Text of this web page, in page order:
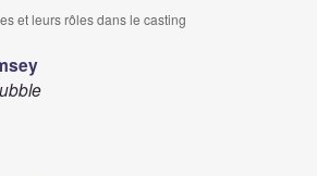
et leurs rôles dans le casting